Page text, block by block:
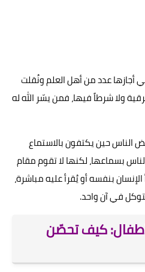
أجازها عدد من أهل العلم ونُقلت
ولا شرطاً فيها، فمن يسّر الله له
حين يكتفون بالاستماع
بسماعها، لكنها لا تقوم مقام
بنفسه أو يُقرأ عليه مباشرة،
في آن واحد.
كيف تحصّن